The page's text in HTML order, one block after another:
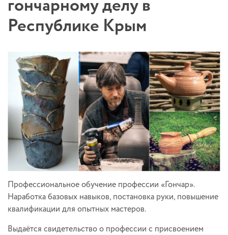
гончарному делу в
Республике Крым
Профессиональное обучение профессии «Гончар».
Наработка базовых навыков, постановка руки, повышение
квалификации для опытных мастеров.
Выдаётся свидетельство о профессии с присвоением